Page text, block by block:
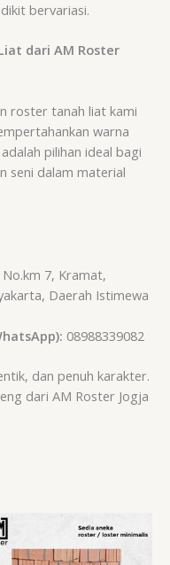
bervariasi.
dari AM Roster
roster tanah liat kami
warna
pilihan ideal bagi
seni dalam material
No.km 7, Kramat,
Daerah Istimewa
08988339082
dan penuh karakter.
dari AM Roster Jogja